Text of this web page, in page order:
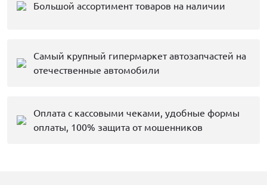
Большой ассортимент товаров на наличии
Самый крупный гипермаркет автозапчастей на
отечественные автомобили
Оплата с кассовыми чеками, удобные формы
оплаты, 100% защита от мошенников